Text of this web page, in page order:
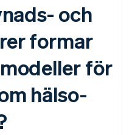
och
formar
för
hälso-